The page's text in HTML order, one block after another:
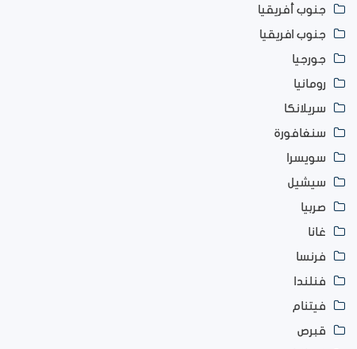
جنوب أفريقيا
جنوب افريقيا
جورجيا
رومانيا
سريلانكا
سنغافورة
سويسرا
سيشيل
صربيا
غانا
فرنسا
فنلندا
فيتنام
قبرص